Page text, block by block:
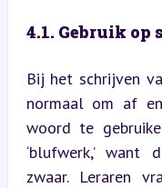
4.1. Gebruik op
Bij het schrijven
normaal om af
woord te
‘blufwerk,’
zwaar. Leraren